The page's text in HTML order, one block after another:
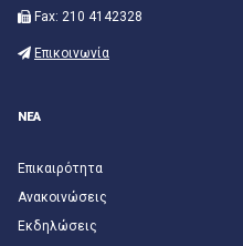
Fax: 210 4142328
Επικοινωνία
ΝΕΑ
Επικαιρότητα
Ανακοινώσεις
Εκδηλώσεις